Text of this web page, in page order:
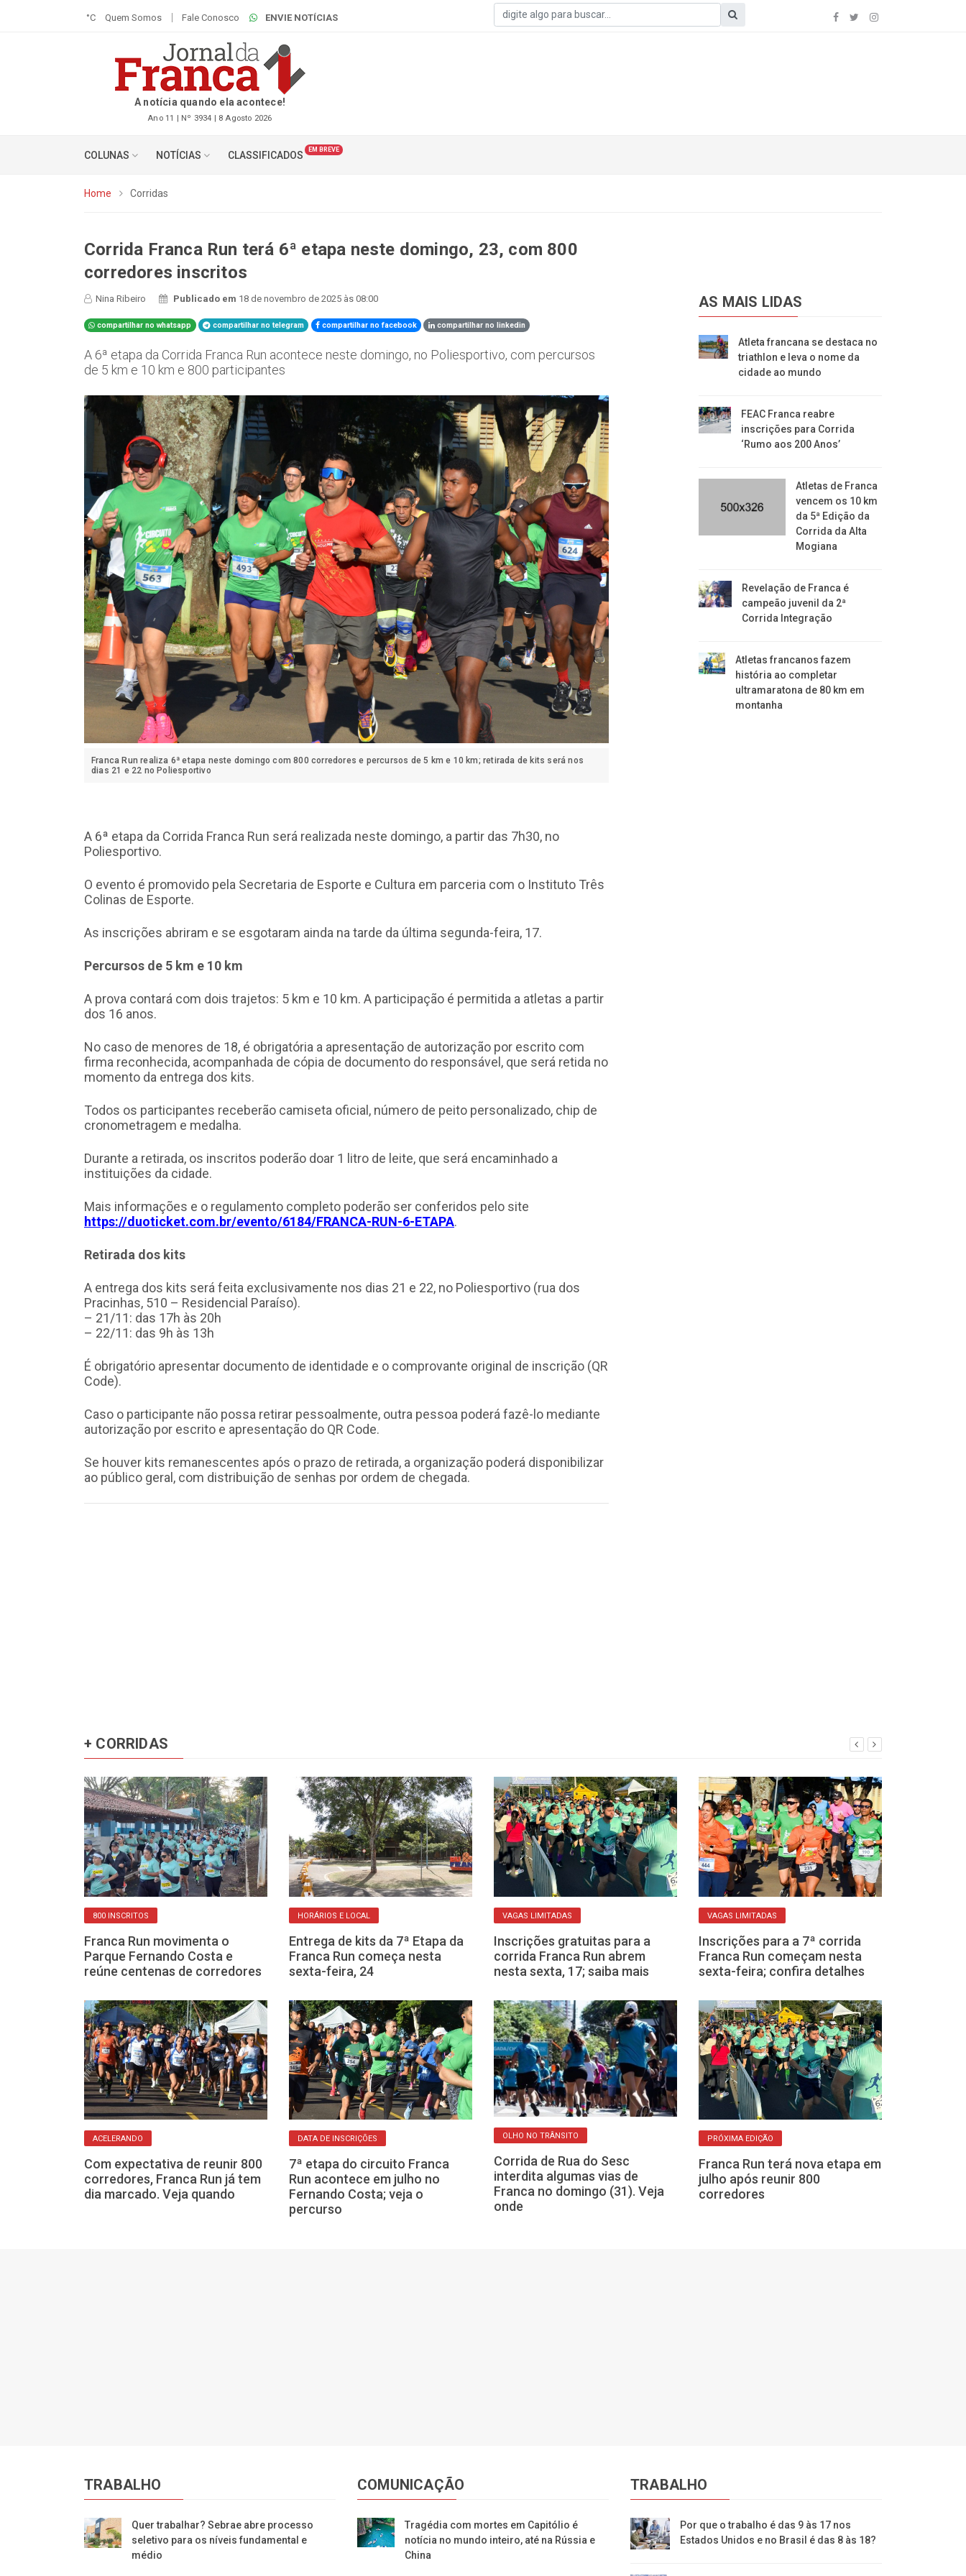
°C Quem Somos Fale Conosco ENVIE NOTÍCIAS
A notícia quando ela acontece!
Ano 11 | Nº 3934 | 8 Agosto 2026
COLUNAS NOTÍCIAS CLASSIFICADOS EM BREVE
Home Corridas
Corrida Franca Run terá 6ª etapa neste domingo, 23, com 800
corredores inscritos
Nina Ribeiro Publicado em 18 de novembro de 2025 às 08:00
compartilhar no whatsapp compartilhar no telegram compartilhar no facebook compartilhar no linkedin
A 6ª etapa da Corrida Franca Run acontece neste domingo, no Poliesportivo, com percursos
de 5 km e 10 km e 800 participantes
Franca Run realiza 6ª etapa neste domingo com 800 corredores e percursos de 5 km e 10 km; retirada de kits será nos
dias 21 e 22 no Poliesportivo
A 6ª etapa da Corrida Franca Run será realizada neste domingo, a partir das 7h30, no
Poliesportivo.
O evento é promovido pela Secretaria de Esporte e Cultura em parceria com o Instituto Três
Colinas de Esporte.
As inscrições abriram e se esgotaram ainda na tarde da última segunda-feira, 17.
Percursos de 5 km e 10 km
A prova contará com dois trajetos: 5 km e 10 km. A participação é permitida a atletas a partir
dos 16 anos.
No caso de menores de 18, é obrigatória a apresentação de autorização por escrito com
firma reconhecida, acompanhada de cópia de documento do responsável, que será retida no
momento da entrega dos kits.
Todos os participantes receberão camiseta oficial, número de peito personalizado, chip de
cronometragem e medalha.
Durante a retirada, os inscritos poderão doar 1 litro de leite, que será encaminhado a
instituições da cidade.
Mais informações e o regulamento completo poderão ser conferidos pelo site
https://duoticket.com.br/evento/6184/FRANCA-RUN-6-ETAPA.
Retirada dos kits
A entrega dos kits será feita exclusivamente nos dias 21 e 22, no Poliesportivo (rua dos
Pracinhas, 510 – Residencial Paraíso).
– 21/11: das 17h às 20h
– 22/11: das 9h às 13h
É obrigatório apresentar documento de identidade e o comprovante original de inscrição (QR
Code).
Caso o participante não possa retirar pessoalmente, outra pessoa poderá fazê-lo mediante
autorização por escrito e apresentação do QR Code.
Se houver kits remanescentes após o prazo de retirada, a organização poderá disponibilizar
ao público geral, com distribuição de senhas por ordem de chegada.
AS MAIS LIDAS
Atleta francana se destaca no
triathlon e leva o nome da
cidade ao mundo
FEAC Franca reabre
inscrições para Corrida
‘Rumo aos 200 Anos’
Atletas de Franca
vencem os 10 km
da 5ª Edição da
Corrida da Alta
Mogiana
Revelação de Franca é
campeão juvenil da 2ª
Corrida Integração
Atletas francanos fazem
história ao completar
ultramaratona de 80 km em
montanha
+ CORRIDAS
800 INSCRITOS
Franca Run movimenta o
Parque Fernando Costa e
reúne centenas de corredores
HORÁRIOS E LOCAL
Entrega de kits da 7ª Etapa da
Franca Run começa nesta
sexta-feira, 24
VAGAS LIMITADAS
Inscrições gratuitas para a
corrida Franca Run abrem
nesta sexta, 17; saiba mais
VAGAS LIMITADAS
Inscrições para a 7ª corrida
Franca Run começam nesta
sexta-feira; confira detalhes
ACELERANDO
Com expectativa de reunir 800
corredores, Franca Run já tem
dia marcado. Veja quando
DATA DE INSCRIÇÕES
7ª etapa do circuito Franca
Run acontece em julho no
Fernando Costa; veja o
percurso
OLHO NO TRÂNSITO
Corrida de Rua do Sesc
interdita algumas vias de
Franca no domingo (31). Veja
onde
PRÓXIMA EDIÇÃO
Franca Run terá nova etapa em
julho após reunir 800
corredores
TRABALHO
Quer trabalhar? Sebrae abre processo
seletivo para os níveis fundamental e
médio
COMUNICAÇÃO
Tragédia com mortes em Capitólio é
notícia no mundo inteiro, até na Rússia e
China
TRABALHO
Por que o trabalho é das 9 às 17 nos
Estados Unidos e no Brasil é das 8 às 18?